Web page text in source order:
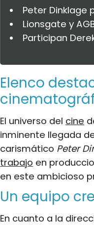
Peter Dinklage
Lionsgate y
Participan
Elenco
El universo del cine
inminente llegada
carismático Peter
trabajo en
en este ambicioso
Un equipo
En cuanto a la